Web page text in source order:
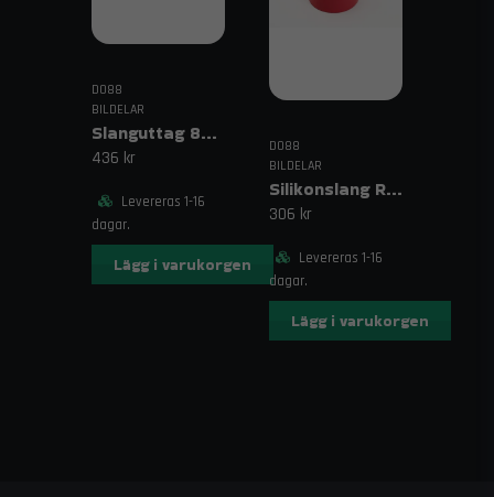
DO88
BILDELAR
Slanguttag 8mm (5/16")
436 kr
Levereras 1-16
dagar.
Lägg i varukorgen
DO88
BILDELAR
Silikonslang Röd 3–4" (76–102mm)
306 kr
Levereras 1-16
dagar.
Lägg i varukorgen